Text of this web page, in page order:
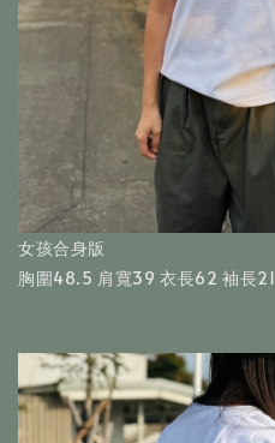
女孩合身版
胸圍48.5 肩寬39 衣長62 袖長21